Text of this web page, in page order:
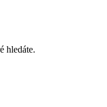
hledáte.